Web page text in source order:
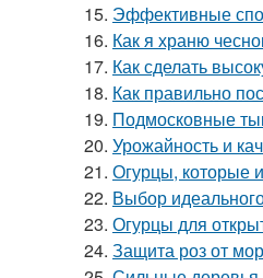
15. Эффективные
16. Как я храню
17. Как сделать
18. Как правильно
19. Подмосковные
20. Урожайность и
21. Огурцы, которые
22. Выбор
23. Огурцы для
24. Защита роз от